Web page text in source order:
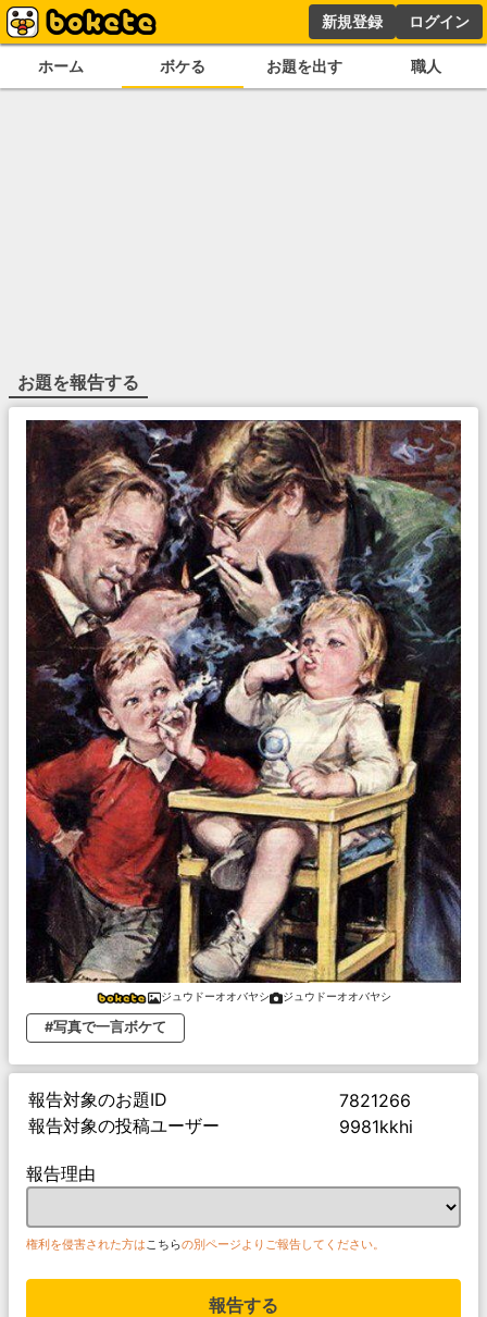
新規登録 ログイン
ホーム ボケる お題を出す 職人
お題を報告する
ジュウドーオオバヤシ ジュウドーオオバヤシ
#写真で一言ボケて
報告対象のお題ID
7821266
報告対象の投稿ユーザー
9981kkhi
報告理由
権利を侵害された方はこちらの別ページよりご報告してください。
報告する